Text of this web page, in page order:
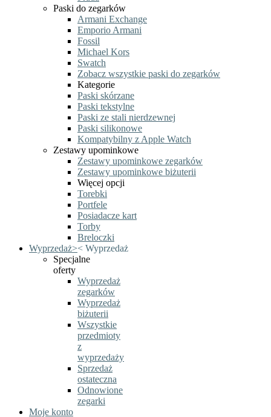
Paski do zegarków
Armani Exchange
Emporio Armani
Fossil
Michael Kors
Swatch
Zobacz wszystkie paski do zegarków
Kategorie
Paski skórzane
Paski tekstylne
Paski ze stali nierdzewnej
Paski silikonowe
Kompatybilny z Apple Watch
Zestawy upominkowe
Zestawy upominkowe zegarków
Zestawy upominkowe biżuterii
Więcej opcji
Torebki
Portfele
Posiadacze kart
Torby
Breloczki
Wyprzedaż>< Wyprzedaż
Specjalne
oferty
Wyprzedaż
zegarków
Wyprzedaż
biżuterii
Wszystkie
przedmioty
z
wyprzedaży
Sprzedaż
ostateczna
Odnowione
zegarki
Moje konto